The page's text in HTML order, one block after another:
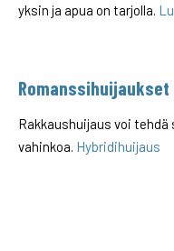
yksin ja apua on tarjolla.
Romanssihuijaukset
Rakkaushuijaus voi
vahinkoa. Hybridihuijaus